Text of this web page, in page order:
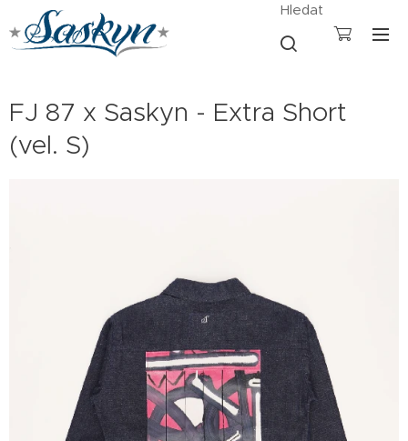
Hledat
FJ 87 x Saskyn - Extra Short
(vel. S)